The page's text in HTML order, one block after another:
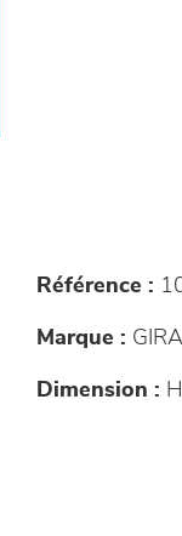
Référence :
Marque :
Dimension :